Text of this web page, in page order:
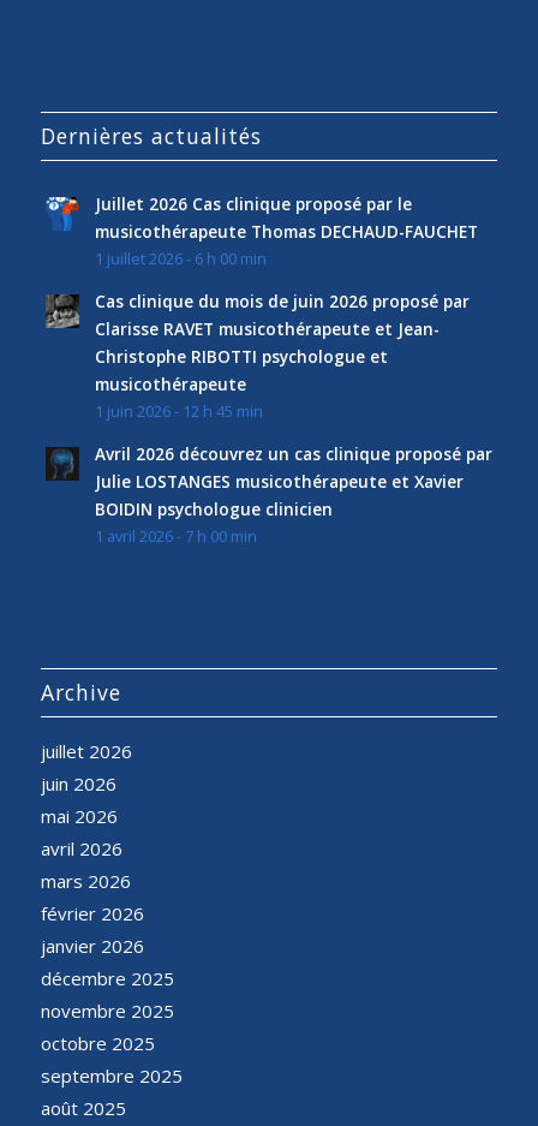
Dernières actualités
Juillet 2026 Cas clinique proposé par le
musicothérapeute Thomas DECHAUD-FAUCHET
1 juillet 2026 - 6 h 00 min
Cas clinique du mois de juin 2026 proposé par
Clarisse RAVET musicothérapeute et Jean-
Christophe RIBOTTI psychologue et
musicothérapeute
1 juin 2026 - 12 h 45 min
Avril 2026 découvrez un cas clinique proposé par
Julie LOSTANGES musicothérapeute et Xavier
BOIDIN psychologue clinicien
1 avril 2026 - 7 h 00 min
Archive
juillet 2026
juin 2026
mai 2026
avril 2026
mars 2026
février 2026
janvier 2026
décembre 2025
novembre 2025
octobre 2025
septembre 2025
août 2025